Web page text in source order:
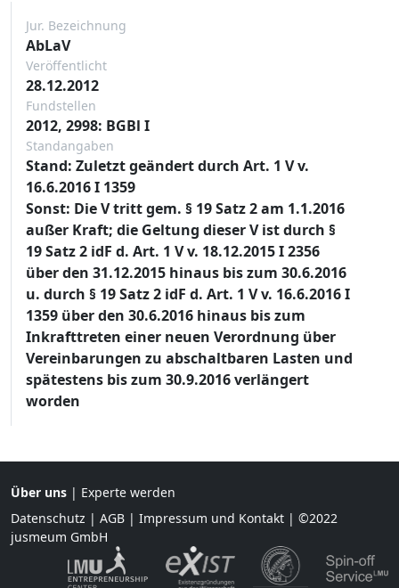
Jur. Bezeichnung
AbLaV
Veröffentlicht
28.12.2012
Fundstellen
2012, 2998: BGBl I
Standangaben
Stand: Zuletzt geändert durch Art. 1 V v.
16.6.2016 I 1359
Sonst: Die V tritt gem. § 19 Satz 2 am 1.1.2016
außer Kraft; die Geltung dieser V ist durch §
19 Satz 2 idF d. Art. 1 V v. 18.12.2015 I 2356
über den 31.12.2015 hinaus bis zum 30.6.2016
u. durch § 19 Satz 2 idF d. Art. 1 V v. 16.6.2016 I
1359 über den 30.6.2016 hinaus bis zum
Inkrafttreten einer neuen Verordnung über
Vereinbarungen zu abschaltbaren Lasten und
spätestens bis zum 30.9.2016 verlängert
worden
Über uns | Experte werden
Datenschutz | AGB | Impressum und Kontakt | ©2022
jusmeum GmbH